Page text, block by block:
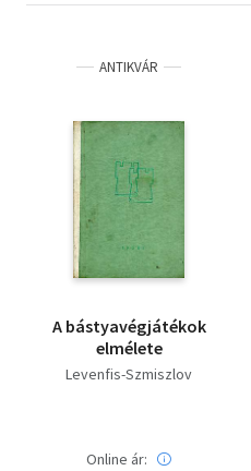
ANTIKVÁR
A bástyavégjátékok
elmélete
Levenfis-Szmiszlov
Online ár: